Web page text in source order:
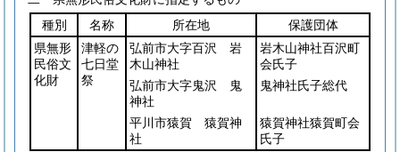
種別
名称 所在地
保護団体
県無形
民俗文
化財
津軽の
七日堂
祭
弘前市大字百沢 岩
木山神社
岩木山神社百沢町
会氏子
弘前市大字鬼沢 鬼
神社
鬼神社氏子総代
平川市猿賀 猿賀神
社
猿賀神社猿賀町会
氏子